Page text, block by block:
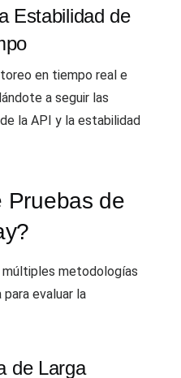
Estabilidad de
en tiempo real e
a seguir las
la API y la estabilidad
Pruebas de
metodologías
evaluar la
de Larga